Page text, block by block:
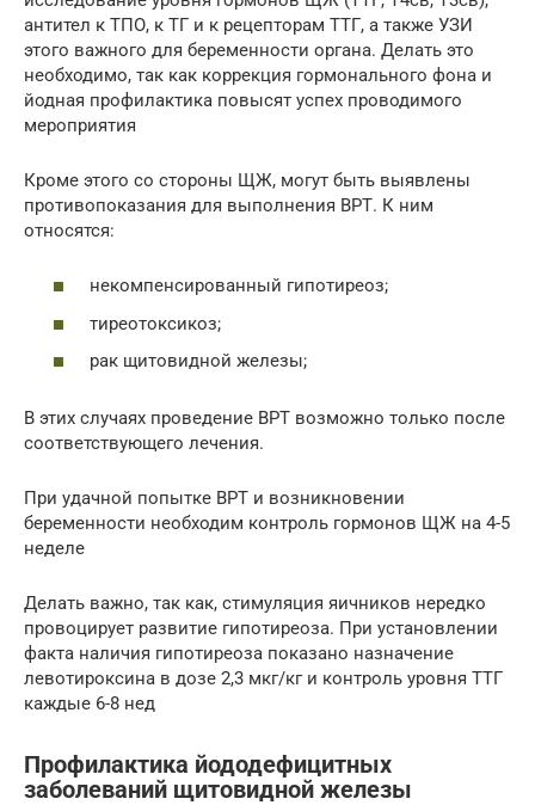
антител к ТПО, к ТГ и к рецепторам ТТГ, а также УЗИ
этого важного для беременности органа. Делать это
необходимо, так как коррекция гормонального фона и
йодная профилактика повысят успех проводимого
мероприятия
Кроме этого со стороны ЩЖ, могут быть выявлены
противопоказания для выполнения ВРТ. К ним
относятся:
некомпенсированный гипотиреоз;
тиреотоксикоз;
рак щитовидной железы;
В этих случаях проведение ВРТ возможно только после
соответствующего лечения.
При удачной попытке ВРТ и возникновении
беременности необходим контроль гормонов ЩЖ на 4-5
неделе
Делать важно, так как, стимуляция яичников нередко
провоцирует развитие гипотиреоза. При установлении
факта наличия гипотиреоза показано назначение
левотироксина в дозе 2,3 мкг/кг и контроль уровня ТТГ
каждые 6-8 нед
Профилактика йододефицитных
заболеваний щитовидной железы